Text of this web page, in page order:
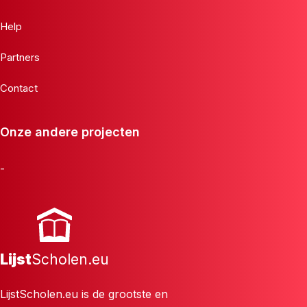
Help
Partners
Contact
Onze andere projecten
-
LijstScholen.eu
LijstScholen.eu is de grootste en